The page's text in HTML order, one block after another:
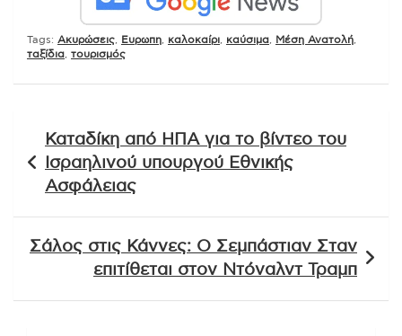
Tags: Ακυρώσεις Ευρωπη καλοκαίρι καύσιμα Μέση Ανατολή
ταξίδια τουρισμός
άρθρων
Καταδίκη από ΗΠΑ για το βίντεο του
Ισραηλινού υπουργού Εθνικής
Ασφάλειας
Σάλος στις Κάννες: Ο Σεμπάστιαν Σταν
επιτίθεται στον Ντόναλντ Τραμπ